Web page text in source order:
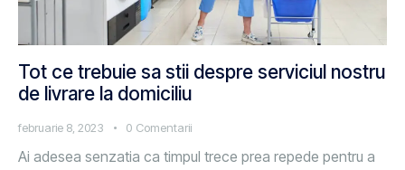
Tot ce trebuie sa stii despre serviciul nostru
de livrare la domiciliu
februarie 8, 2023 0 Comentarii
Ai adesea senzatia ca timpul trece prea repede pentru a